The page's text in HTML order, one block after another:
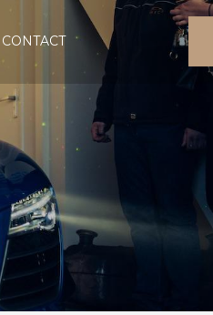
CONTACT